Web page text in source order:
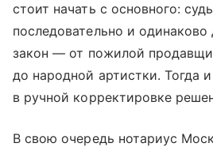
стоит начать с основного:
последовательно и одинаково
закон — от пожилой
до народной артистки. Тогда
в ручной корректировке
В свою очередь нотариус